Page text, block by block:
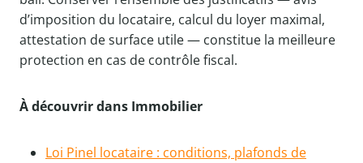
d’imposition du locataire, calcul du loyer maximal,
attestation de surface utile — constitue la meilleure
protection en cas de contrôle fiscal.
À découvrir dans Immobilier
Loi Pinel locataire : conditions, plafonds de